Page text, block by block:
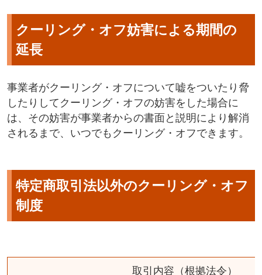
クーリング・オフ妨害による期間の
延長
事業者がクーリング・オフについて嘘をついたり脅
したりしてクーリング・オフの妨害をした場合に
は、その妨害が事業者からの書面と説明により解消
されるまで、いつでもクーリング・オフできます。
特定商取引法以外のクーリング・オフ
制度
取引内容（根拠法令）